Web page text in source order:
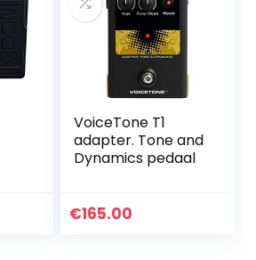
VoiceTone T1
adapter. Tone and
Dynamics pedaal
€165.00